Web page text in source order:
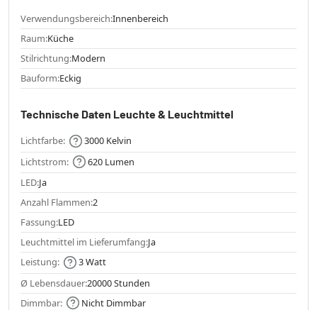
Verwendungsbereich:Innenbereich
Raum:Küche
Stilrichtung:Modern
Bauform:Eckig
Technische Daten Leuchte & Leuchtmittel
Lichtfarbe:
3000 Kelvin
Lichtstrom:
620 Lumen
LED:Ja
Anzahl Flammen:2
Fassung:LED
Leuchtmittel im Lieferumfang:Ja
Leistung:
3 Watt
Ø Lebensdauer:20000 Stunden
Dimmbar:
Nicht Dimmbar